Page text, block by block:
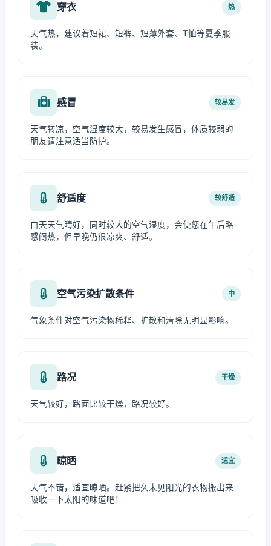
穿衣 热
天气热，建议着短裙、短裤、短薄外套、T恤等夏季服
装。
感冒 较易发
天气转凉，空气湿度较大，较易发生感冒，体质较弱的
朋友请注意适当防护。
舒适度 较舒适
白天天气晴好，同时较大的空气湿度，会使您在午后略
感闷热，但早晚仍很凉爽、舒适。
空气污染扩散条件 中
气象条件对空气污染物稀释、扩散和清除无明显影响。
路况 干燥
天气较好，路面比较干燥，路况较好。
晾晒 适宜
天气不错，适宜晾晒。赶紧把久未见阳光的衣物搬出来
吸收一下太阳的味道吧！